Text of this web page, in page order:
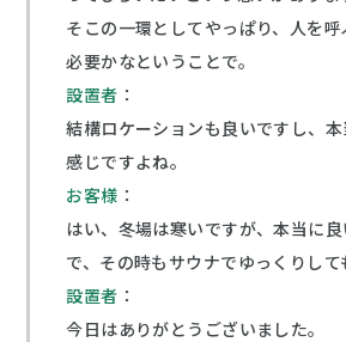
そこの一環としてやっぱり、人を
必要かなということで。
設置者 ：
結構ロケーションも良いですし、
感じですよね。
お客様 ：
はい、冬場は寒いですが、本当に
で、その時もサウナでゆっくりして
設置者 ：
今日はありがとうございました。